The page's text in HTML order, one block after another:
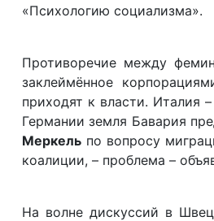
«Психологию социализма».
Противоречие между
заклеймённое
приходят к власти. Италия
Германии земля Бавария
Меркель по вопросу
коалиции, – проблема –
На волне дискуссий в